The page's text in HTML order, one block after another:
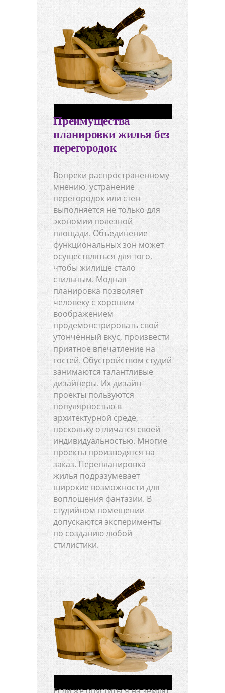
Преимущества
планировки жилья без
перегородок
Вопреки распространенному
мнению, устранение
перегородок или стен
выполняется не только для
экономии полезной
площади. Объединение
функциональных зон может
осуществляться для того,
чтобы жилище стало
стильным. Модная
планировка позволяет
человеку с хорошим
воображением
продемонстрировать свой
утонченный вкус, произвести
приятное впечатление на
гостей. Обустройством студий
занимаются талантливые
дизайнеры. Их дизайн-
проекты пользуются
популярностью в
архитектурной среде,
поскольку отличатся своей
индивидуальностью. Многие
проекты производятся на
заказ. Перепланировка
жилья подразумевает
широкие возможности для
воплощения фантазии. В
студийном помещении
допускаются эксперименты
по созданию любой
стилистики.